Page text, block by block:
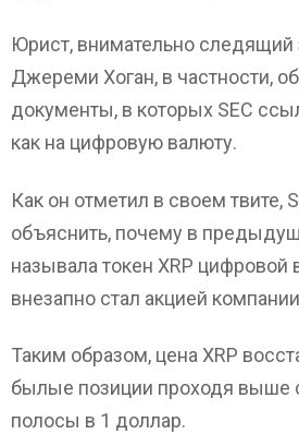
Юрист, внимательно следящий
Джереми Хоган, в частности,
документы, в которых SEC
как на цифровую валюту.
Как он отметил в своем твите,
объяснить, почему в
называла токен XRP цифровой
внезапно стал акцией
Таким образом, цена XRP
былые позиции проходя выше
полосы в 1 доллар.